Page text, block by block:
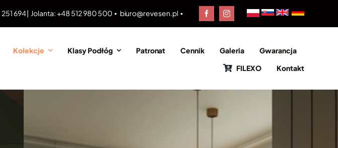
694 | Jolanta: +48 512 980 500 ▪ biuro@revesen.pl ▪
Kolekcje Klasy Podłóg Patronat Cennik Galeria
Gwarancja
FILEXO
Kontakt